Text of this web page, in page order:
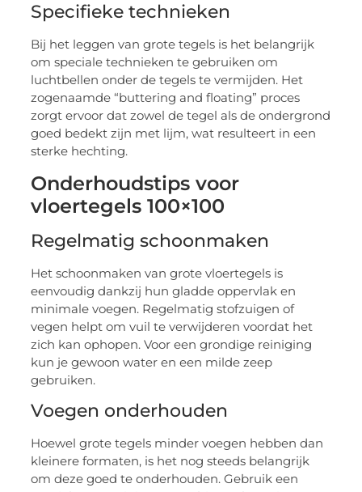
Specifieke technieken
Bij het leggen van grote tegels is het belangrijk
om speciale technieken te gebruiken om
luchtbellen onder de tegels te vermijden. Het
zogenaamde “buttering and floating” proces
zorgt ervoor dat zowel de tegel als de ondergrond
goed bedekt zijn met lijm, wat resulteert in een
sterke hechting.
Onderhoudstips voor
vloertegels 100×100
Regelmatig schoonmaken
Het schoonmaken van grote vloertegels is
eenvoudig dankzij hun gladde oppervlak en
minimale voegen. Regelmatig stofzuigen of
vegen helpt om vuil te verwijderen voordat het
zich kan ophopen. Voor een grondige reiniging
kun je gewoon water en een milde zeep
gebruiken.
Voegen onderhouden
Hoewel grote tegels minder voegen hebben dan
kleinere formaten, is het nog steeds belangrijk
om deze goed te onderhouden. Gebruik een